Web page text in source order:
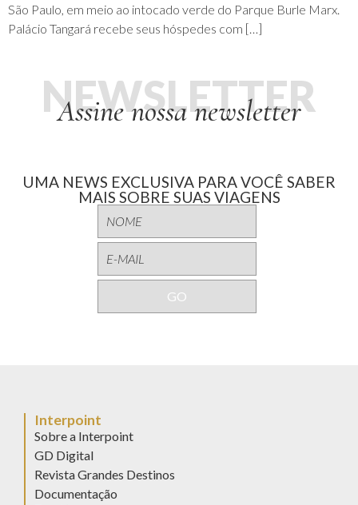
São Paulo, em meio ao intocado verde do Parque Burle Marx.
Palácio Tangará recebe seus hóspedes com […]
Assine nossa newsletter
NEWSLETTER
UMA NEWS EXCLUSIVA PARA VOCÊ SABER
MAIS SOBRE SUAS VIAGENS
Interpoint
Sobre a Interpoint
GD Digital
Revista Grandes Destinos
Documentação